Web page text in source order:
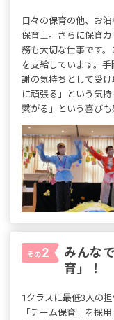
日々の保育の他、お
保育士。さらに保育
務も大切な仕事です
を支給しています。
謝の気持ちとして受
に頑張る」という気
繫がる」という喜びも
その2
みんな
育」！
1クラスに最低3人の
「チーム保育」を採